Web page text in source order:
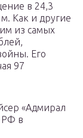
в 24,3
Как и другие
из самых
Его
97
«Адмирал
РФ в